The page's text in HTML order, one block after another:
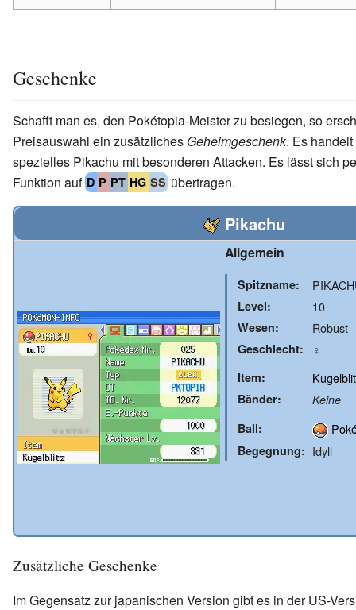
Geschenke
Schafft man es, den Pokétopia-Meister zu besiegen, so
Preisauswahl ein zusätzliches Geheimgeschenk. Es
spezielles Pikachu mit besonderen Attacken. Es lässt sich
Funktion auf D P PT HG SS übertragen.
Pikachu
Allgemein
Spitzname:
Level: 10
Wesen: Robust
Geschlecht: ♀
Item:
Bänder:
Keine
Ball:
Begegnung: Idyll
Zusätzliche Geschenke
Im Gegensatz zur japanischen Version gibt es in der US-